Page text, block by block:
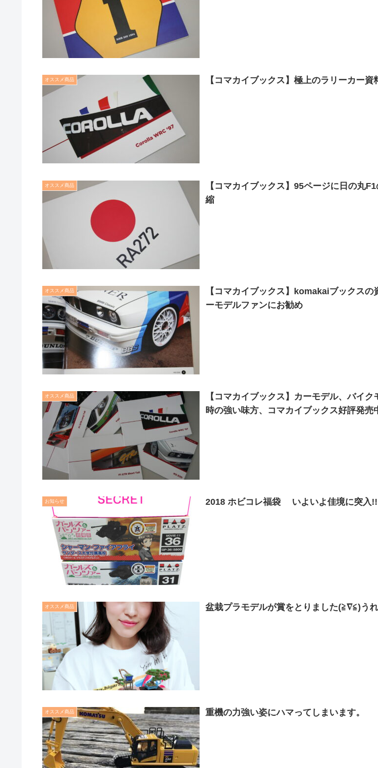
オススメ商品 【コマカイブックス】極上のラリーカー資
オススメ商品
【コマカイブックス】95ページに日の丸
縮
オススメ商品
【コマカイブックス】komakaiブックスの
ーモデルファンにお勧め
オススメ商品
【コマカイブックス】カーモデル、バイク
時の強い味方、コマカイブックス好評発売
お知らせ 2018 ホビコレ福袋 いよいよ佳境に突入!!
オススメ商品 盆栽プラモデルが賞をとりました(≧∇≦)うれ
オススメ商品 重機の力強い姿にハマってしまいます。